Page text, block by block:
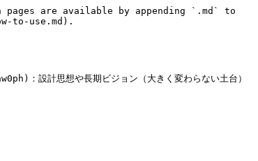
are available by appending `.md` to
to-use.md).
計思想や長期ビジョン（大きく変わらない土台）